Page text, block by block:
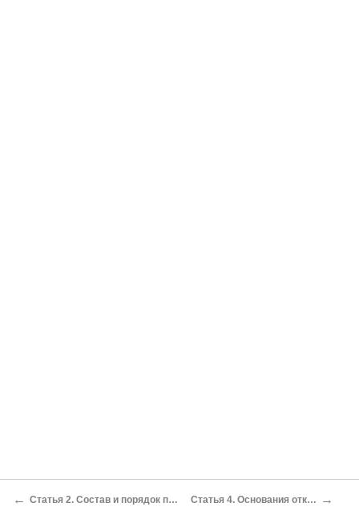
← Статья 2. Состав и порядок подготовки документов для перевода земель или земельных участков в составе таких земель из одной категории в другую Статья 4. Основания отказа в переводе земель или земельных участков в составе таких земель из одной категории в другую →